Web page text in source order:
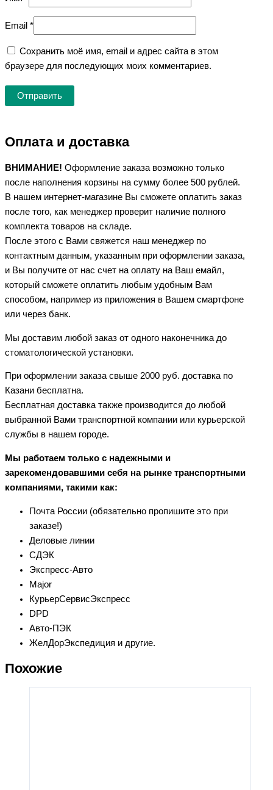
Email *
Сохранить моё имя, email и адрес сайта в этом
браузере для последующих моих комментариев.
Оплата и доставка
ВНИМАНИЕ! Оформление заказа возможно только
после наполнения корзины на сумму более 500 рублей.
В нашем интернет-магазине Вы сможете оплатить заказ
после того, как менеджер проверит наличие полного
комплекта товаров на складе.
После этого с Вами свяжется наш менеджер по
контактным данным, указанным при оформлении заказа,
и Вы получите от нас счет на оплату на Ваш емайл,
который сможете оплатить любым удобным Вам
способом, например из приложения в Вашем смартфоне
или через банк.
Мы доставим любой заказ от одного наконечника до
стоматологической установки.
При оформлении заказа свыше 2000 руб. доставка по
Казани бесплатна.
Бесплатная доставка также производится до любой
выбранной Вами транспортной компании или курьерской
службы в нашем городе.
Мы работаем только с надежными и
зарекомендовавшими себя на рынке транспортными
компаниями, такими как:
Почта России (обязательно пропишите это при
заказе!)
Деловые линии
СДЭК
Экспресс-Авто
Major
КурьерСервисЭкспресс
DPD
Авто-ПЭК
ЖелДорЭкспедиция и другие.
Похожие